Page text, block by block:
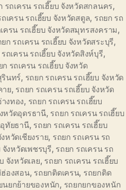
รถเครน รถเฮี๊ยบ จังหวัดสกลนคร,
เครน รถเฮี๊ยบ จังหวัดสตูล, รถยก รถ
ครน รถเฮี๊ยบ จังหวัดสมุทรสงคราม,
ยก รถเครน รถเฮี๊ยบ จังหวัดสระบุรี,
ถเครน รถเฮี๊ยบ จังหวัดสิงห์บุรี,
ก รถเครน รถเฮี๊ยบ จังหวัด
รินทร์, รถยก รถเครน รถเฮี๊ยบ จังหวัด
าย, รถยก รถเครน รถเฮี๊ยบ จังหวัด
งทอง, รถยก รถเครน รถเฮี๊ยบ
หวัดอุดรธานี, รถยก รถเครน รถเฮี๊ยบ
อุทัยธานี, รถยก รถเครน รถเฮี๊ยบ
หวัดเชียงราย, รถยก รถเครน รถ
จังหวัดเพชรบุรี, รถยก รถเครน รถ
จังหวัดเลย, รถยก รถเครน รถเฮี๊ยบ
ฮ่องสอน, รถยกติดเครน, รถยกติด
นยกย้ายของหนัก, รถยกยกของหนัก